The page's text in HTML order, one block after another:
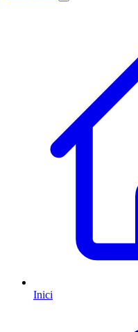
Inici